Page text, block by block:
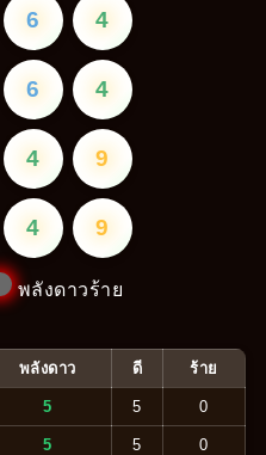
6 4
6 4
4 9
4 9
พลังดาวร้าย
พลังดาว ดี ร้าย
5 5 0
5 5 0